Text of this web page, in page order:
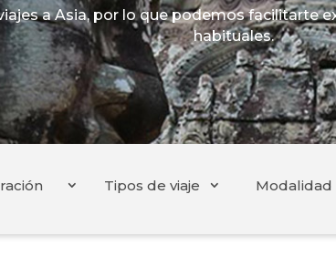
a Asia, por lo que podemos facilitarte
habituales.
Tipos de viaje Modalidad